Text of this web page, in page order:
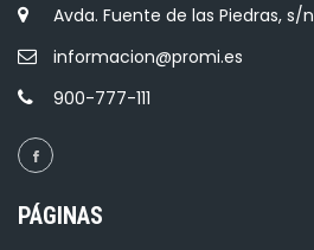
Avda. Fuente de las Piedras, s/n
informacion@promi.es
900-777-111
PÁGINAS